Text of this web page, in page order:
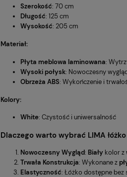
Szerokość: 70 cm
Długość: 125 cm
Wysokość: 205 cm
Materiał:
Płyta meblowa laminowana:
Wysoki połysk: Nowoczesny
Obrzeża ABS: Wykończenie i
Kolory:
White: Czystość i uniwersalność
Dlaczego warto wybrać LIMA
Nowoczesny Wygląd: Biały kolor z
Trwała Konstrukcja: Wykonane z
Elastyczność: Łóżko dostępne bez